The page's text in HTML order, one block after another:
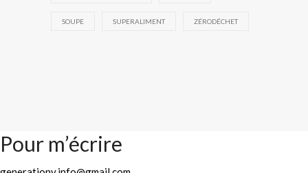
SOUPE SUPERALIMENT ZÉRODÉCHET
Pour m’écrire